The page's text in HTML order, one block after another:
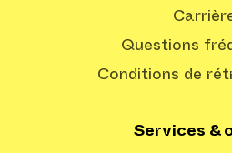
Questions
Conditions de
Services &